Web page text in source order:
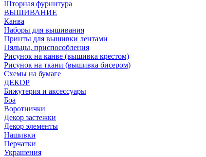
Шторная фурнитура
ВЫШИВАНИЕ
Канва
Наборы для вышивания
Принты для вышивки лентами
Пяльцы, приспособления
Рисунок на канве (вышивка крестом)
Рисунок на ткани (вышивка бисером)
Схемы на бумаге
ДЕКОР
Бижутерия и аксессуары
Боа
Воротнички
Декор застежки
Декор элементы
Нашивки
Перчатки
Украшения